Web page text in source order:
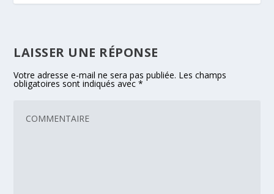
LAISSER UNE RÉPONSE
Votre adresse e-mail ne sera pas publiée. Les champs
obligatoires sont indiqués avec*